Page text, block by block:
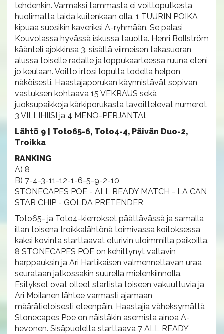
tehdenkin. Varmaksi tammasta ei voittoputkesta
huolimatta taida kuitenkaan olla. 1 TUURIN POIKA
kipuaa suosikin kaveriksi A-ryhmään. Se palasi
Kouvolassa hyvässä iskussa tauolta. Henri Bollström
käänteli ajokkinsa 3. sisältä viimeisen takasuoran
alussa toiselle radalle ja loppukaarteessa ruuna eteni
jo keulaan. Voitto irtosi lopulta todella helpon
näköisesti. Haastajaporukan käynnistävät sopivan
vastuksen kohtaava 15 VEKRAUS sekä
juoksupaikkoja kärkiporukasta tavoittelevat numerot
3 VILLIHIISI ja 4 MENO-PERJANTAI.
Lähtö 9 | Toto65-6, Toto4-4, Päivän Duo-2,
Troikka
RANKING
A) 8
B) 7-4-3-11-12-1-6-5-9-2-10
STONECAPES POE - ALL READY MATCH - LA CAN
STAR CHIP - GOLDA PRETENDER
Toto65- ja Toto4-kierrokset päättävässä ja samalla
illan toisena troikkalähtönä toimivassa koitoksessa
kaksi kovinta starttaavat eturivin uloimmilta paikoilta.
8 STONECAPES POE on kehittynyt valtavin
harppauksin ja Ari Hartikaisen valmennettavan uraa
seurataan jatkossakin suurella mielenkiinnolla.
Esitykset ovat olleet startista toiseen vakuuttuvia ja
Ari Moilanen lähtee varmasti ajamaan
määrätietoisesti eteenpäin. Haastajia väheksymättä
Stonecapes Poe on näistäkin asemista ainoa A-
hevonen. Sisäpuolelta starttaava 7 ALL READY